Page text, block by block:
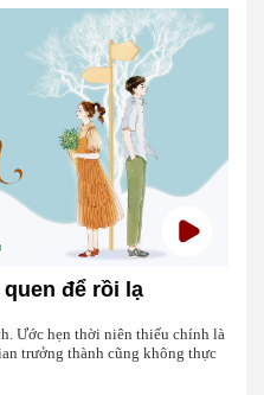
để rồi lạ
Ước hẹn thời niên thiếu chính là
trưởng thành cũng không thực